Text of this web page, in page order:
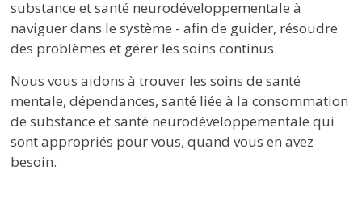
substance et santé neurodéveloppementale à
naviguer dans le système - afin de guider, résoudre
des problèmes et gérer les soins continus.
Nous vous aidons à trouver les soins de santé
mentale, dépendances, santé liée à la consommation
de substance et santé neurodéveloppementale qui
sont appropriés pour vous, quand vous en avez
besoin.